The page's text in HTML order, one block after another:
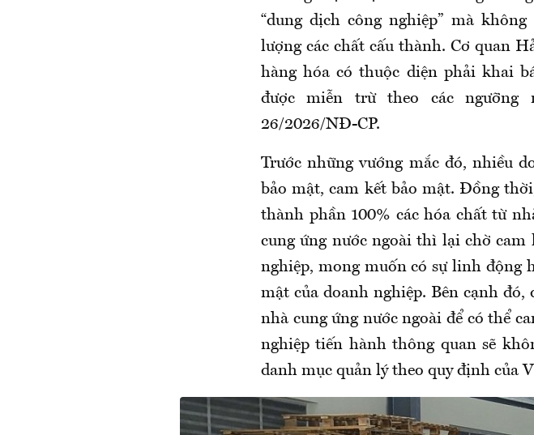
“dung dịch công nghiệp” mà
lượng các chất cấu thành. Cơ quan
hàng hóa có thuộc diện phải khai
được miễn trừ theo các
26/2026/NĐ-CP.
Trước những vướng mắc đó, nhiều
bảo mật, cam kết bảo mật. Đồng
thành phần 100% các hóa chất từ
cung ứng nước ngoài thì lại chờ
nghiệp, mong muốn có sự linh động
mật của doanh nghiệp. Bên cạnh đó,
nhà cung ứng nước ngoài để có thể
nghiệp tiến hành thông quan sẽ
danh mục quản lý theo quy định của